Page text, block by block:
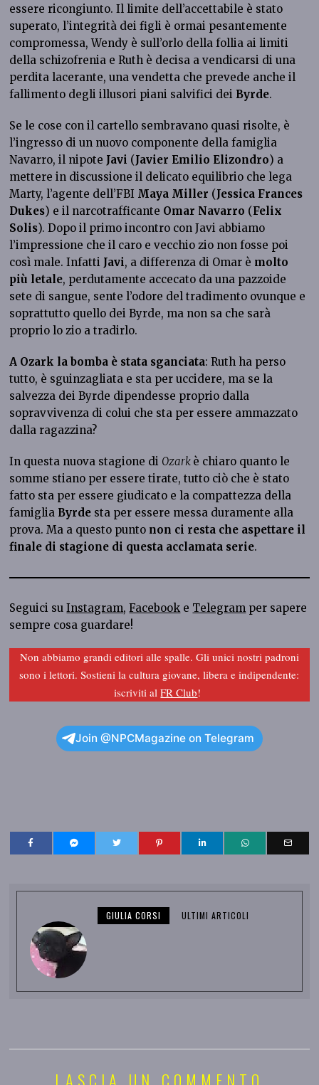
essere ricongiunto. Il limite dell’accettabile è stato
superato, l’integrità dei figli è ormai pesantemente
compromessa, Wendy è sull’orlo della follia ai limiti
della schizofrenia e Ruth è decisa a vendicarsi di una
perdita lacerante, una vendetta che prevede anche il
fallimento degli illusori piani salvifici dei Byrde.
Se le cose con il cartello sembravano quasi risolte, è
l’ingresso di un nuovo componente della famiglia
Navarro, il nipote Javi (Javier Emilio Elizondro) a
mettere in discussione il delicato equilibrio che lega
Marty, l’agente dell’FBI Maya Miller (Jessica Frances
Dukes) e il narcotrafficante Omar Navarro (Felix
Solis). Dopo il primo incontro con Javi abbiamo
l’impressione che il caro e vecchio zio non fosse poi
così male. Infatti Javi, a differenza di Omar è molto
più letale, perdutamente accecato da una pazzoide
sete di sangue, sente l’odore del tradimento ovunque e
soprattutto quello dei Byrde, ma non sa che sarà
proprio lo zio a tradirlo.
A Ozark la bomba è stata sganciata: Ruth ha perso
tutto, è sguinzagliata e sta per uccidere, ma se la
salvezza dei Byrde dipendesse proprio dalla
sopravvivenza di colui che sta per essere ammazzato
dalla ragazzina?
In questa nuova stagione di Ozark è chiaro quanto le
somme stiano per essere tirate, tutto ciò che è stato
fatto sta per essere giudicato e la compattezza della
famiglia Byrde sta per essere messa duramente alla
prova. Ma a questo punto non ci resta che aspettare il
finale di stagione di questa acclamata serie.
Seguici suInstagram,Facebook e Telegram per sapere
sempre cosa guardare!
Non abbiamo grandi editori alle spalle. Gli unici nostri padroni
sono i lettori. Sostieni la cultura giovane, libera e indipendente:
iscriviti alFR Club!
Join @NPCMagazine on Telegram
GIULIA CORSI ULTIMI ARTICOLI
LASCIA UN COMMENTO